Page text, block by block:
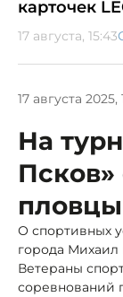
карточек
17 августа, 15:43
17 августа 2025,
На
О спортивных
города
Ветераны
соревнований